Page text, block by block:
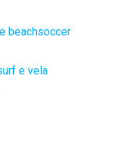
beachsoccer
e vela